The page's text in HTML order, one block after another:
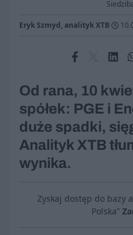
Eryk Szmyd, analityk XTB
Od rana, 10
spółek: PGE i
duże spadki,
Analityk XTB
wynika.
Zyskaj dostęp do bazy
Polska”